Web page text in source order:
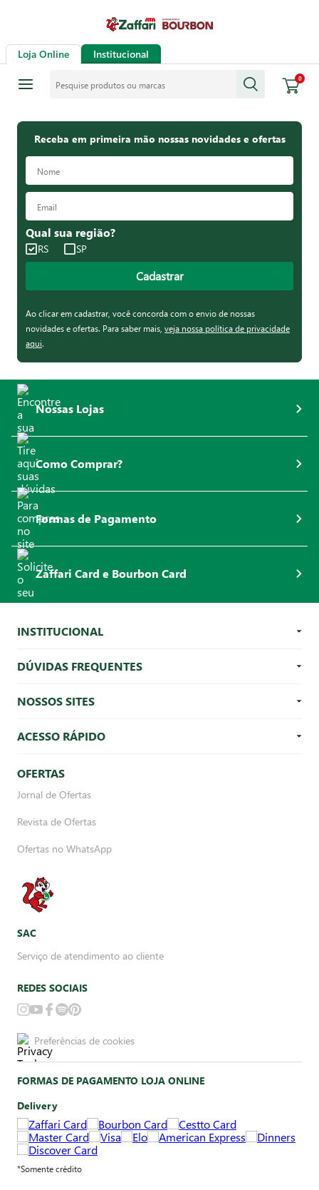
Loja Online Institucional
0
Receba em primeira mão nossas novidades e ofertas
Qual sua região?
RS SP
Cadastrar
Ao clicar em cadastrar, você concorda com o envio de nossas
novidades e ofertas. Para saber mais, veja nossa política de privacidade
aqui.
Nossas Lojas
Como Comprar?
Formas de Pagamento
Zaffari Card e Bourbon Card
INSTITUCIONAL
DÚVIDAS FREQUENTES
NOSSOS SITES
ACESSO RÁPIDO
OFERTAS
Jornal de Ofertas
Revista de Ofertas
Ofertas no WhatsApp
SAC
Serviço de atendimento ao cliente
REDES SOCIAIS
Preferências de cookies
FORMAS DE PAGAMENTO LOJA ONLINE
Delivery
*Somente crédito